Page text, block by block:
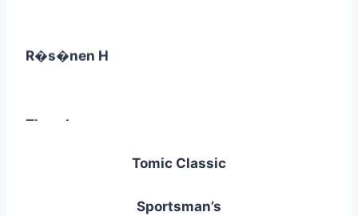
R�s�nen H
Thundercore
Tomic Classic
Sportsman’s